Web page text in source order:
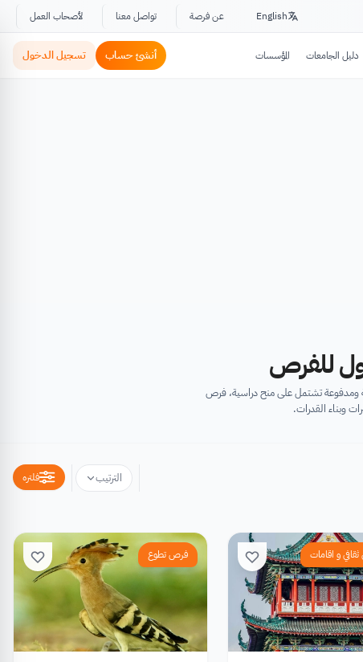
English عن فرصة تواصل معنا لأصحاب العمل
دليل الجامعات المؤسسات أنشئ حساب تسجيل الدخول
للفرص
ومدفوعة تشتمل على منح دراسية، فرص
وبناء القدرات.
الترتيب فلتره
و اقامات فرص تطوع